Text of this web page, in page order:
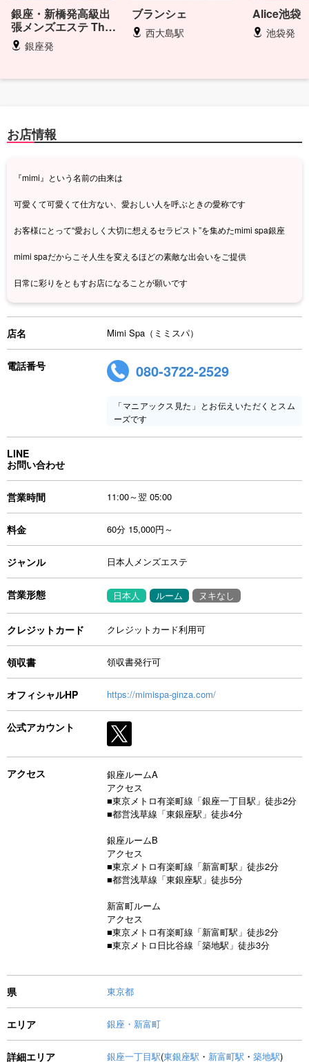
銀座・新橋発高級出
張メンズエステ The
Aroma
銀座発
ブランシェ
西大島駅
Alice池袋
池袋発
お店情報
『mimi』という名前の由来は
可愛くて可愛くて仕方ない、愛おしい人を呼ぶときの愛称です
お客様にとって“愛おしく大切に想えるセラピスト”を集めたmimi spa銀座
mimi spaだからこそ人生を変えるほどの素敵な出会いをご提供
日常に彩りをともすお店になることが願いです
店名 Mimi Spa（ミミスパ）
電話番号 080-3722-2529
「マニアックス見た」とお伝えいただくとスム
ーズです
LINE
お問い合わせ
営業時間 11:00～翌 05:00
料金 60分 15,000円～
ジャンル 日本人メンズエステ
営業形態 日本人 ルーム ヌキなし
クレジットカード クレジットカード利用可
領収書 領収書発行可
オフィシャルHP https://mimispa-ginza.com/
公式アカウント
アクセス
銀座ルームA
アクセス
■東京メトロ有楽町線「銀座一丁目駅」徒歩2分
■都営浅草線「東銀座駅」徒歩4分
銀座ルームB
アクセス
■東京メトロ有楽町線「新富町駅」徒歩2分
■都営浅草線「東銀座駅」徒歩5分
新富町ルーム
アクセス
■東京メトロ有楽町線「新富町駅」徒歩2分
■東京メトロ日比谷線「築地駅」徒歩3分
県 東京都
エリア 銀座・新富町
詳細エリア 銀座一丁目駅(東銀座駅 ・ 新富町駅 ・ 築地駅)